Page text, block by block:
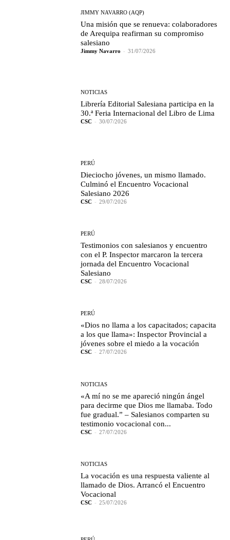
JIMMY NAVARRO (AQP)
Una misión que se renueva: colaboradores
de Arequipa reafirman su compromiso
salesiano
Jimmy Navarro - 31/07/2026
NOTICIAS
Librería Editorial Salesiana participa en la
30.ª Feria Internacional del Libro de Lima
CSC - 30/07/2026
PERÚ
Dieciocho jóvenes, un mismo llamado.
Culminó el Encuentro Vocacional
Salesiano 2026
CSC - 29/07/2026
PERÚ
Testimonios con salesianos y encuentro
con el P. Inspector marcaron la tercera
jornada del Encuentro Vocacional
Salesiano
CSC - 28/07/2026
PERÚ
«Dios no llama a los capacitados; capacita
a los que llama»: Inspector Provincial a
jóvenes sobre el miedo a la vocación
CSC - 27/07/2026
NOTICIAS
«A mí no se me apareció ningún ángel
para decirme que Dios me llamaba. Todo
fue gradual.” – Salesianos comparten su
testimonio vocacional con...
CSC - 27/07/2026
NOTICIAS
La vocación es una respuesta valiente al
llamado de Dios. Arrancó el Encuentro
Vocacional
CSC - 25/07/2026